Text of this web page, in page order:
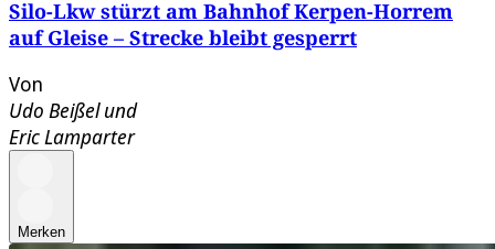
Silo-Lkw stürzt am Bahnhof Kerpen-Horrem
auf Gleise – Strecke bleibt gesperrt
Von
Udo Beißelund
Eric Lamparter
Merken